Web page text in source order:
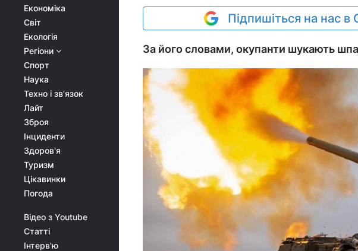
Економіка
Світ
Екологія
Регіони
Спорт
Наука
Техно і зв'язок
Лайт
Зброя
Інциденти
Здоров'я
Туризм
Цікавинки
Погода
Відео з Youtube
Статті
Інтерв'ю
Підпишіться на нас в
За його словами, окупанти шукають